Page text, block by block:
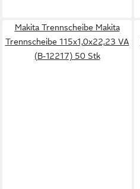
Makita Trennscheibe Makita
Trennscheibe 115x1,0x22,23 VA
(B-12217) 50 Stk